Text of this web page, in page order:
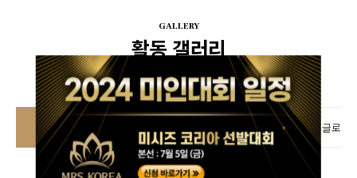
GALLERY
활동 갤러리
미스그랜드코리아 미스로얄코리아 미스글로벌